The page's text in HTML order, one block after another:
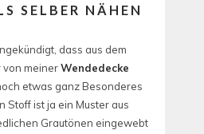
SELBER NÄHEN
dass aus dem
von meinerWendedecke
etwas ganz Besonderes
Stoff ist ja ein Muster aus
Grautönen eingewebt